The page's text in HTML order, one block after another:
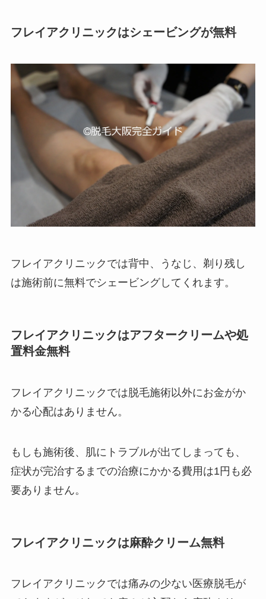
フレイアクリニックはシェービングが無料
フレイアクリニックでは背中、うなじ、剃り残し
は施術前に無料でシェービングしてくれます。
フレイアクリニックはアフタークリームや処
置料金無料
フレイアクリニックでは脱毛施術以外にお金がか
かる心配はありません。
もしも施術後、肌にトラブルが出てしまっても、
症状が完治するまでの治療にかかる費用は1円も必
要ありません。
フレイアクリニックは麻酔クリーム無料
フレイアクリニックでは痛みの少ない医療脱毛が